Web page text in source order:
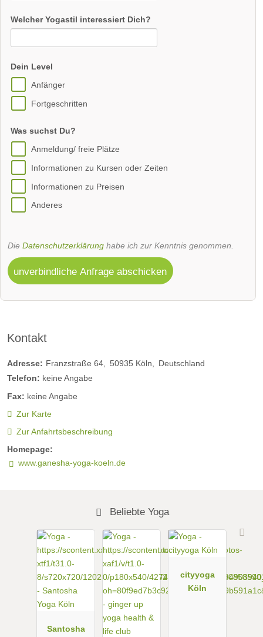
Welcher Yogastil interessiert Dich?
Dein Level
Anfänger
Fortgeschritten
Was suchst Du?
Anmeldung/ freie Plätze
Informationen zu Kursen oder Zeiten
Informationen zu Preisen
Anderes
Die Datenschutzerklärung habe ich zur Kenntnis genommen.
unverbindliche Anfrage abschicken
Kontakt
Adresse: Franzstraße 64 50935 Köln
Deutschland
Telefon: keine Angabe
Fax: keine Angabe
Zur Karte
Zur Anfahrtsbeschreibung
Homepage:
www.ganesha-yoga-koeln.de
Beliebte Yoga
Santosha
cityyoga
Köln